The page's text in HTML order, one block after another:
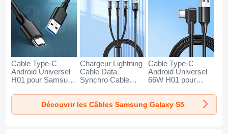
Cable Type-C
Android Universel
H01 pour Samsung
Fonce
Chargeur Lightning
Cable Data
Synchro Cable
Type-C 100W H01
pour Samsung
Galaxy S5 Noir
Cable Type-C
Android Universel
66W H01 pour
S5 Noir
Découvrir les Câbles Samsung Galaxy S5